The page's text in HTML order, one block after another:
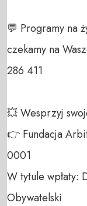
💬 Programy na
czekamy na
286 411
💥 Wesprzyj
👉 Fundacja
0001
W tytule wpłaty:
Obywatelski